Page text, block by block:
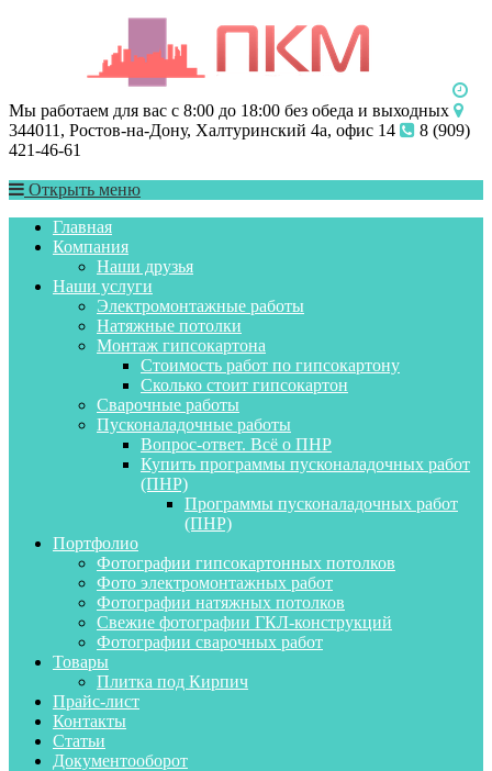
Мы работаем для вас с 8:00 до 18:00 без обеда и выходных
344011, Ростов-на-Дону, Халтуринский 4а, офис 14
8 (909)
421-46-61
Открыть меню
Главная
Компания
Наши друзья
Наши услуги
Электромонтажные работы
Натяжные потолки
Монтаж гипсокартона
Стоимость работ по гипсокартону
Сколько стоит гипсокартон
Сварочные работы
Пусконаладочные работы
Вопрос-ответ. Всё о ПНР
Купить программы пусконаладочных работ
(ПНР)
Программы пусконаладочных работ
(ПНР)
Портфолио
Фотографии гипсокартонных потолков
Фото электромонтажных работ
Фотографии натяжных потолков
Свежие фотографии ГКЛ-конструкций
Фотографии сварочных работ
Товары
Плитка под Кирпич
Прайс-лист
Контакты
Статьи
Документооборот